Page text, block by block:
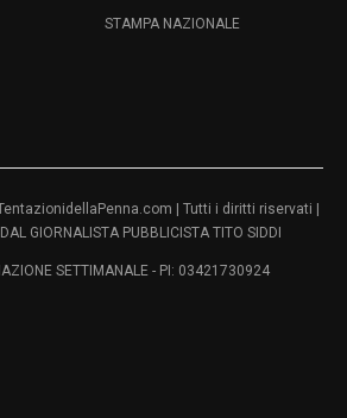
STAMPA NAZIONALE
| Tutti i diritti riservati |
GIORNALISTA PUBBLICISTA TITO SIDDI
SETTIMANALE - PI: 03421730924